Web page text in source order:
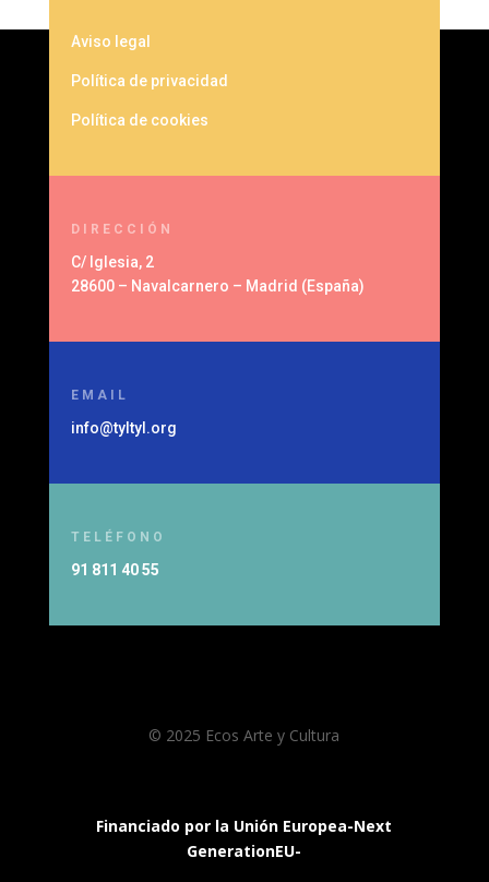
Aviso legal
Política de privacidad
Política de cookies
DIRECCIÓN
C/ Iglesia, 2
28600 – Navalcarnero – Madrid (España)
EMAIL
info@tyltyl.org
TELÉFONO
91 811 40 55
© 2025 Ecos Arte y Cultura
Financiado por la Unión Europea-Next
GenerationEU-